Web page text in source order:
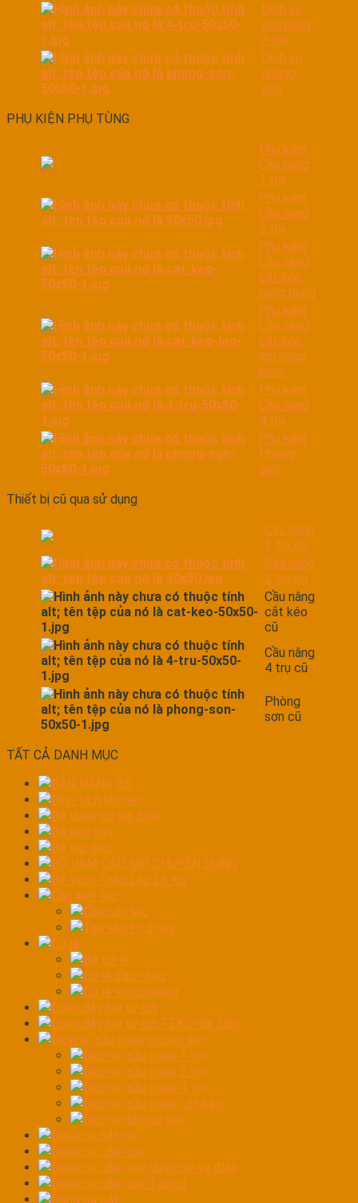
Dịch vụ
cầu nâng
4 trụ
Dịch vụ
phòng
sơn
PHỤ KIỆN PHỤ TÙNG
Phụ kiện
Cầu nâng
1 trụ
Phụ kiện
Cầu nâng
2 trụ
Phụ kiện
Cầu nâng
cắt kéo
nâng bụng
Phụ kiện
Cầu nâng
cắt kéo
lớn nâng
bánh
Phụ kiện
Cầu nâng
4 trụ
Phụ kiện
Phòng
sơn
Thiết bị cũ qua sử dụng
Cầu nâng
1 trụ cũ
Cầu nâng
2 trụ cũ
Cầu nâng
cắt kéo
cũ
Cầu nâng
4 trụ cũ
Phòng
sơn cũ
TẤT CẢ DANH MỤC
BÀN NÁNG XE
Bình tích khí nén
Bộ dụng cụ gia đình
Bộ kéo nắn
Bộ lục giác
BỘ VAM CẢO MỞ CHUYÊN DỤNG
Bộ Vam Tháo Lắp Lò Xo
Cần xiết lực
Cần cân lực
Tay vặn tự động
Cờ lê
Bộ cờ lê
cờ lê đầu vòng
Cờ lê vòng miệng
Cuộn dây hơi tự rút
Cuộn dây hơi tự rút TEKO dài 20m
Dịch vụ cầu nâng-phòng sơn
Dịch vụ cầu nâng 1 trụ
Dịch vụ cầu nâng 2 trụ
Dịch vụ cầu nâng 4 trụ
Dịch vụ cầu nâng cắt kéo
Dịch vụ phòng sơn
Dụng cụ bắt vít
Dụng cụ cầm tay
Dụng cụ cầm tay dùng pin và điện
Dụng cụ cầm tay Toptul
Dụng cụ cắt